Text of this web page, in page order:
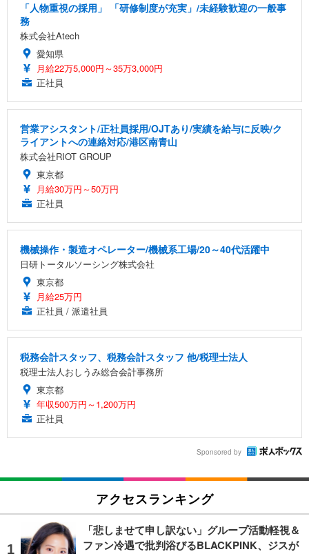
「人物重視の採用」 「研修制度が充実」/未経験歓迎の一般事
務
株式会社Atech
愛知県
月給22万5,000円～35万3,000円
正社員
営業アシスタント/正社員採用/OJTあり/実績を給与に反映/ク
ライアントへの連絡対応/港区南青山
株式会社RIOT GROUP
東京都
月給30万円～50万円
正社員
機械操作・製造オペレーター/機械系工場/20～40代活躍中
日研トータルソーシング株式会社
東京都
月給25万円
正社員 / 派遣社員
税務会計スタッフ、税務会計スタッフ 他/税理士法人
税理士法人おしうみ総合会計事務所
東京都
年収500万円～1,200万円
正社員
Sponsored by
アクセスランキング
「悲しませて申し訳ない」グループ活動軽視＆
ファン冷遇で批判浴びるBLACKPINK、ジスが